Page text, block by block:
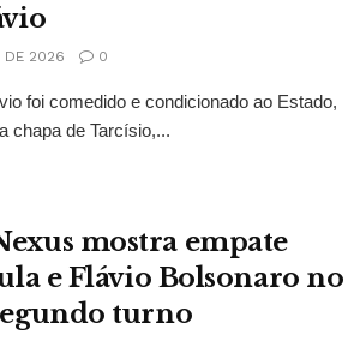
DE 2026 0
foi comedido e condicionado ao Estado,
chapa de Tarcísio,...
mostra empate
e Flávio Bolsonaro no
turno